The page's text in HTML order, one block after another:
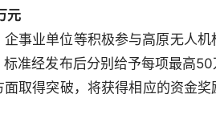
元
事业单位等积极参与高原无人
准经发布后分别给予每项最高
取得突破，将获得相应的资金